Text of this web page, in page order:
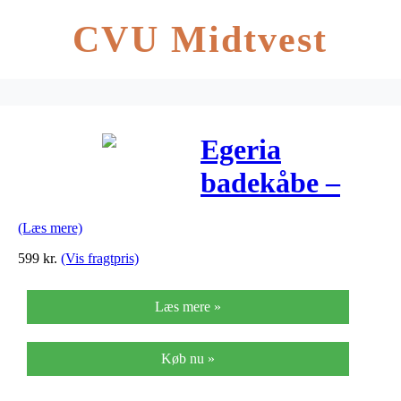
CVU Midtvest
Egeria
badekåbe –
(Læs mere)
599 kr. (Vis fragtpris)
Læs mere »
Køb nu »